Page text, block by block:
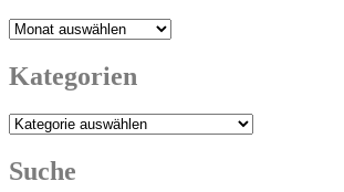
Archiv
Kategorien
Kategorien
Suche